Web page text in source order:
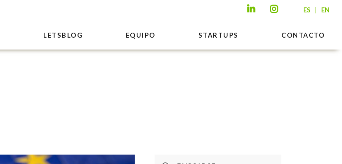
ES | EN
LETSBLOG EQUIPO STARTUPS CONTACTO